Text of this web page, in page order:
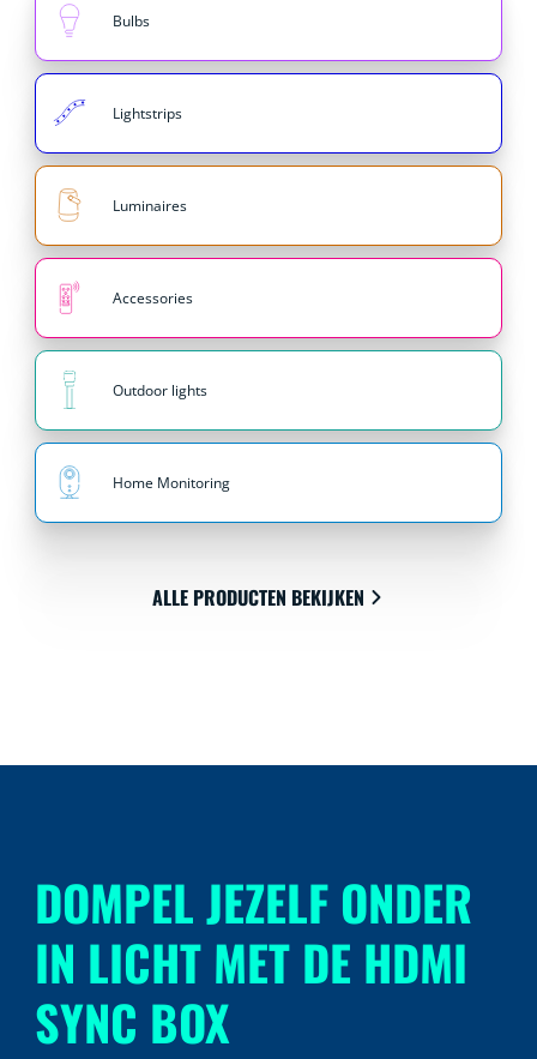
Bulbs
Lightstrips
Luminaires
Accessories
Outdoor lights
Home Monitoring
ALLE PRODUCTEN BEKIJKEN
DOMPEL JEZELF ONDER
IN LICHT MET DE HDMI
SYNC BOX